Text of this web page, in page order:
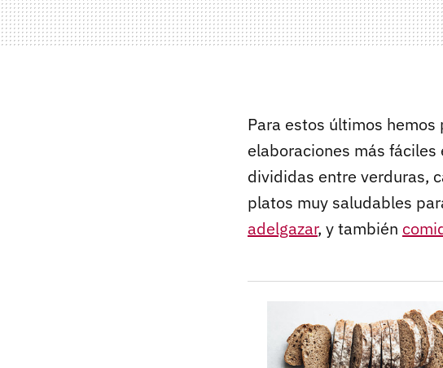
Para estos últimos hemos
elaboraciones más
divididas entre verduras,
platos muy saludables
adelgazar, y también